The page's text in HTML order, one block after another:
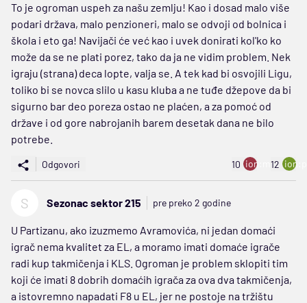
To je ogroman uspeh za našu zemlju! Kao i dosad malo više
podari država, malo penzioneri, malo se odvoji od bolnica i
škola i eto ga! Navijači će već kao i uvek donirati kol'ko ko
može da se ne plati porez, tako da ja ne vidim problem. Nek
igraju (strana) deca lopte, valja se. A tek kad bi osvojili Ligu,
toliko bi se novca slilo u kasu kluba a ne tuđe džepove da bi
sigurno bar deo poreza ostao ne plaćen, a za pomoć od
države i od gore nabrojanih barem desetak dana ne bilo
potrebe.
Odgovori 10 ion:minus
12
S Sezonac sektor 215 pre preko 2 godine
U Partizanu, ako izuzmemo Avramovića, ni jedan domaći
igrač nema kvalitet za EL, a moramo imati domaće igrače
radi kup takmičenja i KLS. Ogroman je problem sklopiti tim
koji će imati 8 dobrih domaćih igrača za ova dva takmičenja,
a istovremno napadati F8 u EL, jer ne postoje na tržištu